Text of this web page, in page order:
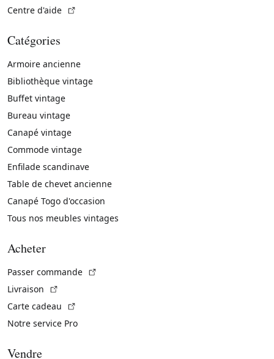
Centre d'aide
Catégories
Armoire ancienne
Bibliothèque vintage
Buffet vintage
Bureau vintage
Canapé vintage
Commode vintage
Enfilade scandinave
Table de chevet ancienne
Canapé Togo d'occasion
Tous nos meubles vintages
Acheter
Passer commande
Livraison
Carte cadeau
Notre service Pro
Vendre